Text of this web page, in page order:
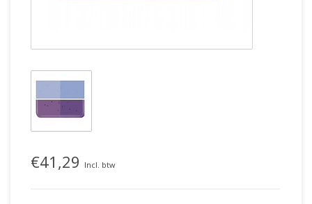
€41,29 Incl. btw